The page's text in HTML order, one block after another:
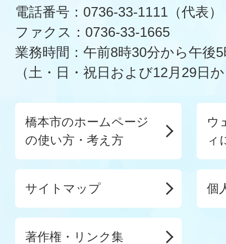
電話番号：0736-33-1111（代表）
ファクス：0736-33-1665
業務時間：午前8時30分から午後
（土・日・祝日および12月29日
橋本市のホームページ
の使い方・考え方
ウ
ィ
サイトマップ 個
著作権・リンク集